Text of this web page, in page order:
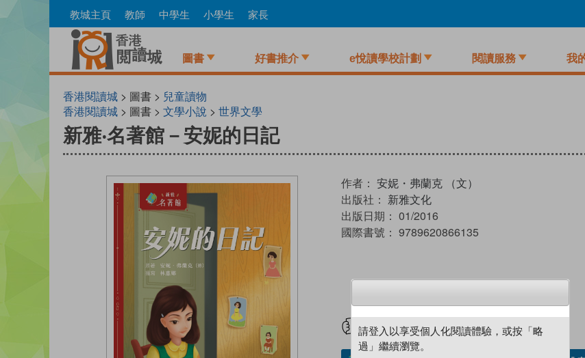
to
教城主頁 教師 中學生 小學生 家長
圖書 好書推介 e悅讀學校計劃 閱讀服務 我
香港閱讀城 > 圖書 > 兒童讀物
香港閱讀城 > 圖書 > 文學小說 > 世界文學
新雅‧名著館－安妮的日記
作者： 安妮・弗蘭克 （文）
出版社： 新雅文化
出版日期： 01/2016
國際書號： 9789620866135
試閲 加入閱讀紀錄
請登入以享受個人化閱讀體驗，或按「略
過」繼續瀏覽。